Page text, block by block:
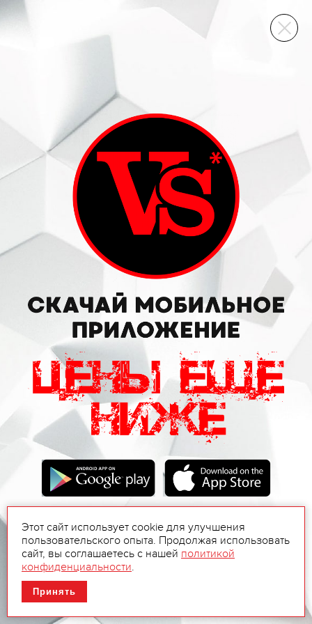
ВИННЫЙ СКЛАД
Этот сайт использует cookie для улучшения
пользовательского опыта. Продолжая использовать
сайт, вы соглашаетесь с нашей политикой
конфиденциальности.
Принять